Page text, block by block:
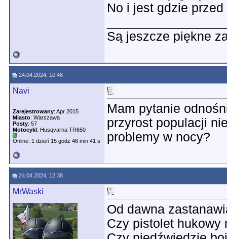
No i jest gdzie
Są jeszcze piękne
24.04.2024, 10:46
Navi
Zarejestrowany: Apr 2015
Miasto: Warszawa
Posty: 57
Motocykl: Husqvarna TR650
Online: 1 dzień 15 godz 46 min 41 s
Mam pytanie
przyrost populacji
problemy w nocy?
24.04.2024, 12:38
MrWaski
Od dawna
Czy pistolet hukowy